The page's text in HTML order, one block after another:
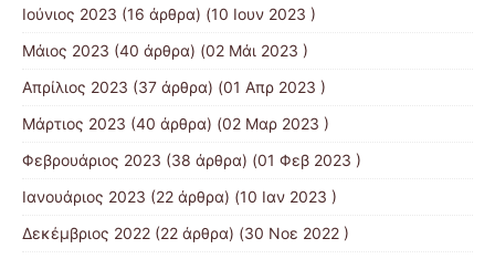
Ιούνιος 2023 (16 άρθρα) (10 Ιουν 2023 )
Μάιος 2023 (40 άρθρα) (02 Μάι 2023 )
Απρίλιος 2023 (37 άρθρα) (01 Απρ 2023 )
Μάρτιος 2023 (40 άρθρα) (02 Μαρ 2023 )
Φεβρουάριος 2023 (38 άρθρα) (01 Φεβ 2023 )
Ιανουάριος 2023 (22 άρθρα) (10 Ιαν 2023 )
Δεκέμβριος 2022 (22 άρθρα) (30 Νοε 2022 )